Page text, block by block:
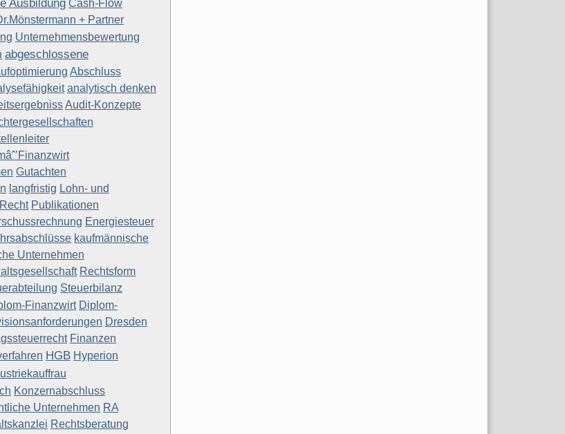
Ausbildung Cash-Flow
+ Partner
Unternehmensbewertung
abgeschlossene
Abschluss
analytisch denken
Audit-Konzepte
Gutachten
langfristig Lohn- und
Publikationen
Energiesteuer
kaufmännische
Unternehmen
Rechtsform
Steuerbilanz
Finanzwirt Diplom-
Dresden
Finanzen
HGB Hyperion
Konzernabschluss
Unternehmen RA
Rechtsberatung